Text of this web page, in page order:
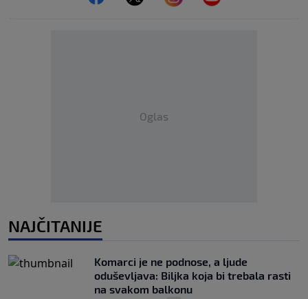
Oglas
NAJČITANIJE
Komarci je ne podnose, a ljude
oduševljava: Biljka koja bi trebala rasti
na svakom balkonu